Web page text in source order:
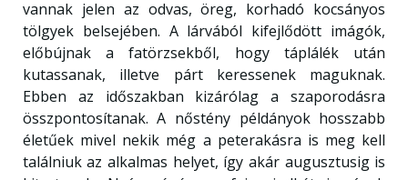
vannak jelen az odvas, öreg, korhadó kocsányos
tölgyek belsejében. A lárvából kifejlődött imágók,
előbújnak a fatörzsekből, hogy táplálék után
kutassanak, illetve párt keressenek maguknak.
Ebben az időszakban kizárólag a szaporodásra
összpontosítanak. A nőstény példányok hosszabb
életűek mivel nekik még a peterakásra is meg kell
találniuk az alkalmas helyet, így akár augusztusig is